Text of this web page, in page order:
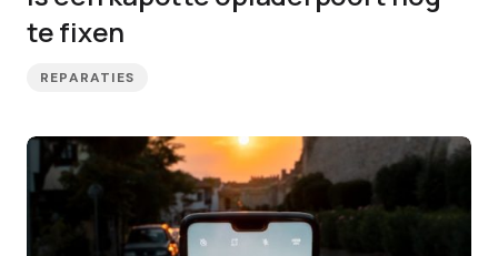
te fixen
REPARATIES